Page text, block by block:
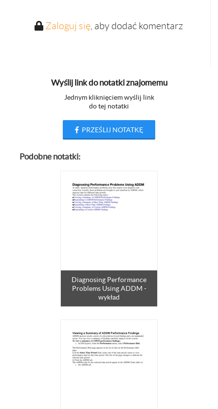
Zaloguj się, aby dodać komentarz
Wyślij link do notatki znajomemu
Jednym kliknięciem wyślij link
do tej notatki
PRZEŚLIJ NOTATKĘ
Podobne notatki:
Diagnosing Performance
Problems Using ADDM -
wykład